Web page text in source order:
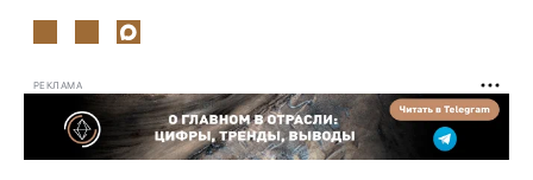
РЕКЛАМА